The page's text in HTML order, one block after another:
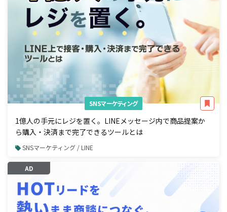
SNSマーケティング
1億人の手元にレジを置く。LINEメッセージ内で商品提案か
ら購入・決済まで完了できるツールとは
SNSマーケティング / LINE
AD